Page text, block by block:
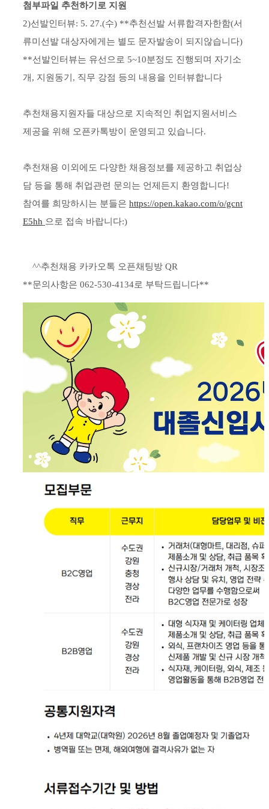
첨부파일 추천하기로 지원
2)선발인터뷰: 5. 27.(수) **추천선발 서류합격자한함(서
류미선발 대상자에게는 별도 문자발송이 되지않습니다)
**선발인터뷰는 유선으로 5~10분정도 진행되며 자기소
개, 지원동기, 직무 강점 등의 내용을 인터뷰합니다
추천채용지원자들 대상으로 지속적인 취업지원서비스
제공을 위해 오픈카톡방이 운영되고 있습니다.
추천채용 이외에도 다양한 채용정보를 제공하고 취업상
담 등을 통해 취업관련 문의는 언제든지 환영합니다!
참여를 희망하시는 분들은 https://open.kakao.com/o/gcnt
E5hh 으로 접속 바랍니다:)
^^추천채용 카카오톡 오픈채팅방 QR
**문의사항은 062-530-4134로 부탁드립니다**